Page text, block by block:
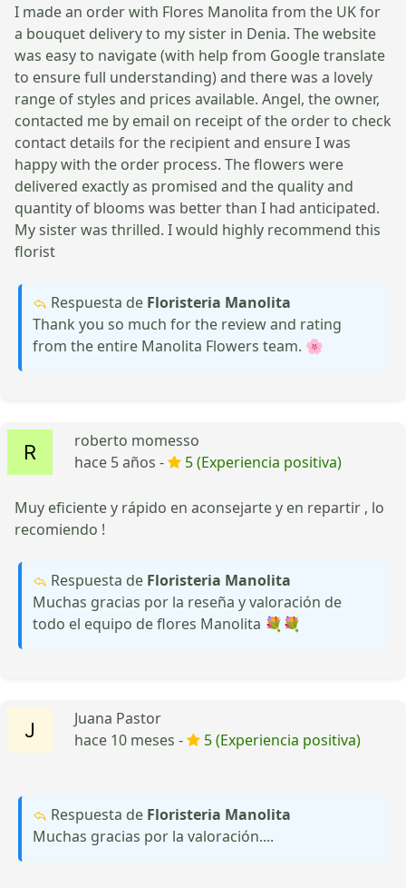
I made an order with Flores Manolita from the UK for
a bouquet delivery to my sister in Denia. The website
was easy to navigate (with help from Google translate
to ensure full understanding) and there was a lovely
range of styles and prices available. Angel, the owner,
contacted me by email on receipt of the order to check
contact details for the recipient and ensure I was
happy with the order process. The flowers were
delivered exactly as promised and the quality and
quantity of blooms was better than I had anticipated.
My sister was thrilled. I would highly recommend this
florist
Respuesta de Floristeria Manolita
Thank you so much for the review and rating
from the entire Manolita Flowers team. 🌸
roberto momesso
hace 5 años -
5 (Experiencia positiva)
Muy eficiente y rápido en aconsejarte y en repartir , lo
recomiendo !
Respuesta de Floristeria Manolita
Muchas gracias por la reseña y valoración de
todo el equipo de flores Manolita 💐💐
Juana Pastor
hace 10 meses -
5 (Experiencia positiva)
Respuesta de Floristeria Manolita
Muchas gracias por la valoración....